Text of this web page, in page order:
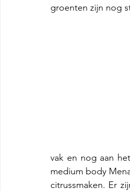
groenten zijn nog
vak en nog aan
medium body
citrussmaken. Er